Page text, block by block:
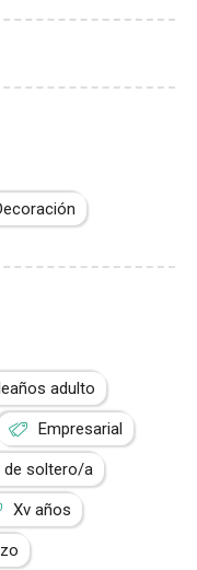
adulto
Empresarial
de soltero/a
Xv años